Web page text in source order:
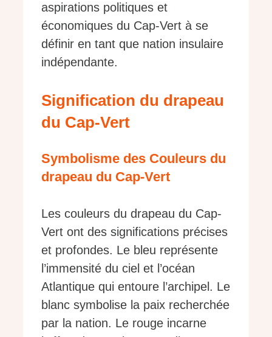
aspirations politiques et
économiques du Cap-Vert à se
définir en tant que nation insulaire
indépendante.
Signification du drapeau
du Cap-Vert
Symbolisme des Couleurs du
drapeau du Cap-Vert
Les couleurs du drapeau du Cap-
Vert ont des significations précises
et profondes. Le bleu représente
l’immensité du ciel et l’océan
Atlantique qui entoure l’archipel. Le
blanc symbolise la paix recherchée
par la nation. Le rouge incarne